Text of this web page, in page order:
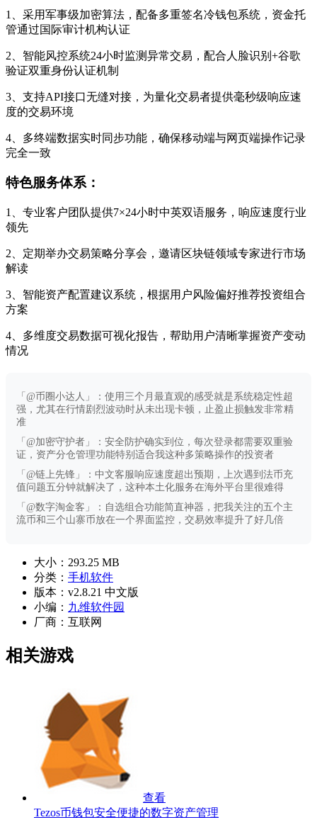
1、采用军事级加密算法，配备多重签名冷钱包系统，资金托
管通过国际审计机构认证
2、智能风控系统24小时监测异常交易，配合人脸识别+谷歌
验证双重身份认证机制
3、支持API接口无缝对接，为量化交易者提供毫秒级响应速
度的交易环境
4、多终端数据实时同步功能，确保移动端与网页端操作记录
完全一致
特色服务体系：
1、专业客户团队提供7×24小时中英双语服务，响应速度行业
领先
2、定期举办交易策略分享会，邀请区块链领域专家进行市场
解读
3、智能资产配置建议系统，根据用户风险偏好推荐投资组合
方案
4、多维度交易数据可视化报告，帮助用户清晰掌握资产变动
情况
「@币圈小达人」：使用三个月最直观的感受就是系统稳定性超
强，尤其在行情剧烈波动时从未出现卡顿，止盈止损触发非常精
准
「@加密守护者」：安全防护确实到位，每次登录都需要双重验
证，资产分仓管理功能特别适合我这种多策略操作的投资者
「@链上先锋」：中文客服响应速度超出预期，上次遇到法币充
值问题五分钟就解决了，这种本土化服务在海外平台里很难得
「@数字淘金客」：自选组合功能简直神器，把我关注的五个主
流币和三个山寨币放在一个界面监控，交易效率提升了好几倍
大小： 293.25 MB
分类： 手机软件
版本： v2.8.21 中文版
小编： 九维软件园
厂商： 互联网
相关游戏
查看
Tezos币钱包安全便捷的数字资产管理